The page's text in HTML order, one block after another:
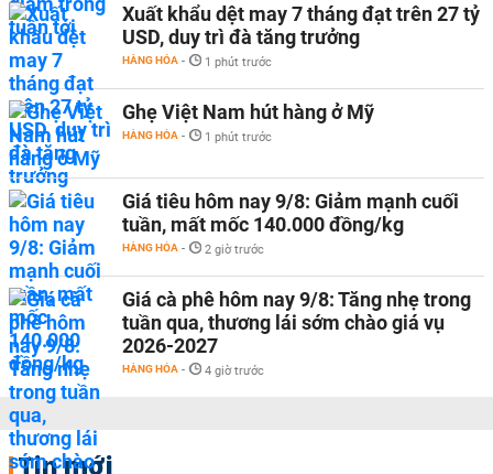
Xuất khẩu dệt may 7 tháng đạt trên 27 tỷ
USD, duy trì đà tăng trưởng
HÀNG HÓA - 1 phút trước
Ghẹ Việt Nam hút hàng ở Mỹ
HÀNG HÓA - 1 phút trước
Giá tiêu hôm nay 9/8: Giảm mạnh cuối
tuần, mất mốc 140.000 đồng/kg
HÀNG HÓA - 2 giờ trước
Giá cà phê hôm nay 9/8: Tăng nhẹ trong
tuần qua, thương lái sớm chào giá vụ
2026-2027
HÀNG HÓA - 4 giờ trước
Tin mới